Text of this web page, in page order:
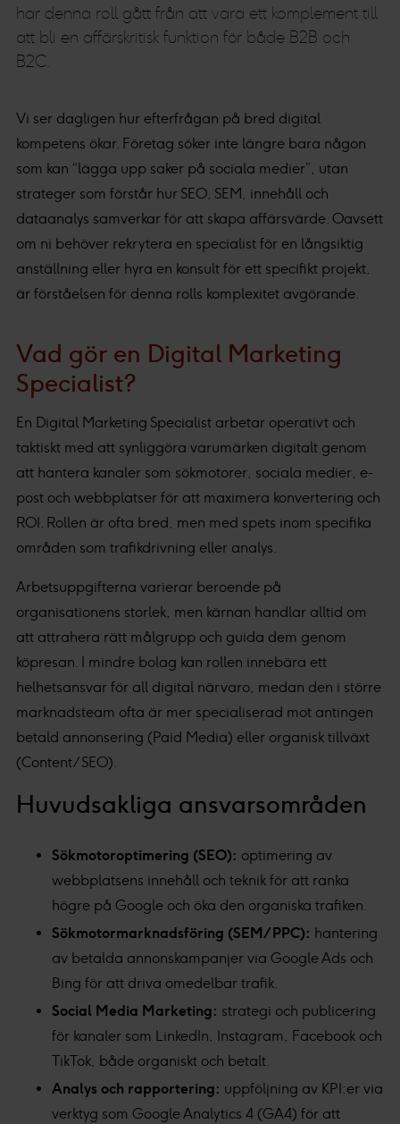
har denna roll gått från att vara ett komplement till
att bli en affärskritisk funktion för både B2B och
B2C.
Vi ser dagligen hur efterfrågan på bred digital
kompetens ökar. Företag söker inte längre bara någon
som kan “lägga upp saker på sociala medier”, utan
strateger som förstår hur SEO, SEM, innehåll och
dataanalys samverkar för att skapa affärsvärde. Oavsett
om ni behöver rekrytera en specialist för en långsiktig
anställning eller hyra en konsult för ett specifikt projekt,
är förståelsen för denna rolls komplexitet avgörande.
Vad gör en Digital Marketing
Specialist?
En Digital Marketing Specialist arbetar operativt och
taktiskt med att synliggöra varumärken digitalt genom
att hantera kanaler som sökmotorer, sociala medier, e-
post och webbplatser för att maximera konvertering och
ROI. Rollen är ofta bred, men med spets inom specifika
områden som trafikdrivning eller analys.
Arbetsuppgifterna varierar beroende på
organisationens storlek, men kärnan handlar alltid om
att attrahera rätt målgrupp och guida dem genom
köpresan. I mindre bolag kan rollen innebära ett
helhetsansvar för all digital närvaro, medan den i större
marknadsteam ofta är mer specialiserad mot antingen
betald annonsering (Paid Media) eller organisk tillväxt
(Content/SEO).
Huvudsakliga ansvarsområden
Sökmotoroptimering (SEO): optimering av
webbplatsens innehåll och teknik för att ranka
högre på Google och öka den organiska trafiken.
Sökmotormarknadsföring (SEM/PPC): hantering
av betalda annonskampanjer via Google Ads och
Bing för att driva omedelbar trafik.
Social Media Marketing: strategi och publicering
för kanaler som LinkedIn, Instagram, Facebook och
TikTok, både organiskt och betalt.
Analys och rapportering: uppföljning av KPI:er via
verktyg som Google Analytics 4 (GA4) för att